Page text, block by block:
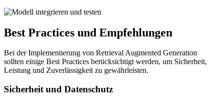
Best Practices und Empfehlungen
Bei der Implementierung von Retrieval Augmented Generation
sollten einige Best Practices berücksichtigt werden, um Sicherheit,
Leistung und Zuverlässigkeit zu gewährleisten.
Sicherheit und Datenschutz